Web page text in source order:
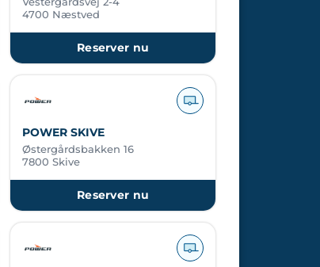
4700 Næstved
Reserver nu
POWER SKIVE
Østergårdsbakken 16
7800 Skive
Reserver nu